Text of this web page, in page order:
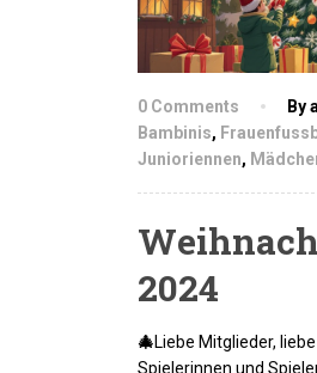
0 Comments By
Bambinis,
Junioriennen,
2024
🎄Liebe Mitglieder,
Spielerinnen und